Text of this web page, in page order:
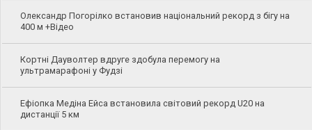
Олександр Погорілко встановив національний рекорд з бігу на
400 м +Відео
Кортні Дауволтер вдруге здобула перемогу на
ультрамарафоні у Фудзі
Ефіопка Медіна Ейса встановила світовий рекорд U20 на
дистанції 5 км